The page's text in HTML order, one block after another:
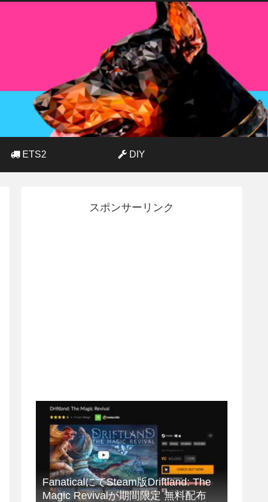
ETS2 DIY
スポンサーリンク
FanaticalにてSteam版Driftland: The
Magic Revivalが期間限定 無料配布